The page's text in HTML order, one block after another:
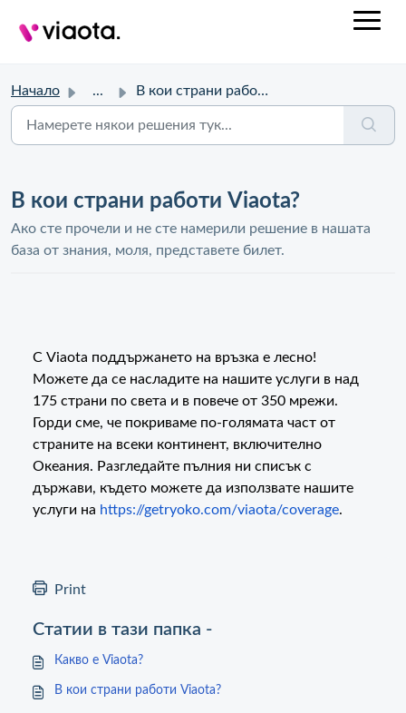
Начало ... В кои страни работи Viaota?
В кои страни работи Viaota?
Ако сте прочели и не сте намерили решение в нашата
база от знания, моля, представете билет.
С Viaota поддържането на връзка е лесно!
Можете да се насладите на нашите услуги в над
175 страни по света и в повече от 350 мрежи.
Горди сме, че покриваме по-голямата част от
страните на всеки континент, включително
Океания. Разгледайте пълния ни списък с
държави, където можете да използвате нашите
услуги на https://getryoko.com/viaota/coverage.
Print
Статии в тази папка -
Какво е Viaota?
В кои страни работи Viaota?